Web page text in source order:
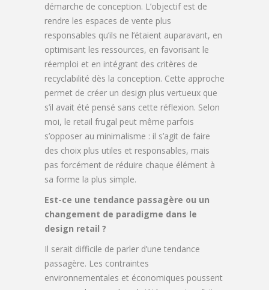
démarche de conception. L’objectif est de
rendre les espaces de vente plus
responsables qu’ils ne l’étaient auparavant, en
optimisant les ressources, en favorisant le
réemploi et en intégrant des critères de
recyclabilité dès la conception. Cette approche
permet de créer un design plus vertueux que
s’il avait été pensé sans cette réflexion. Selon
moi, le retail frugal peut même parfois
s’opposer au minimalisme : il s’agit de faire
des choix plus utiles et responsables, mais
pas forcément de réduire chaque élément à
sa forme la plus simple.
Est-ce une tendance passagère ou un
changement de paradigme dans le
design retail ?
Il serait difficile de parler d’une tendance
passagère. Les contraintes
environnementales et économiques poussent